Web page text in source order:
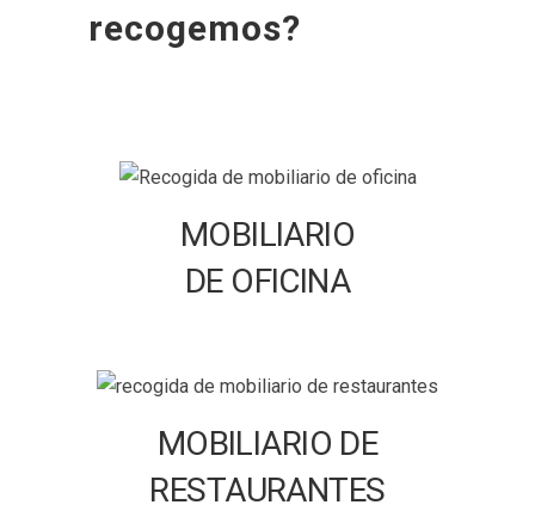
recogemos?
MOBILIARIO
DE OFICINA
MOBILIARIO DE
RESTAURANTES